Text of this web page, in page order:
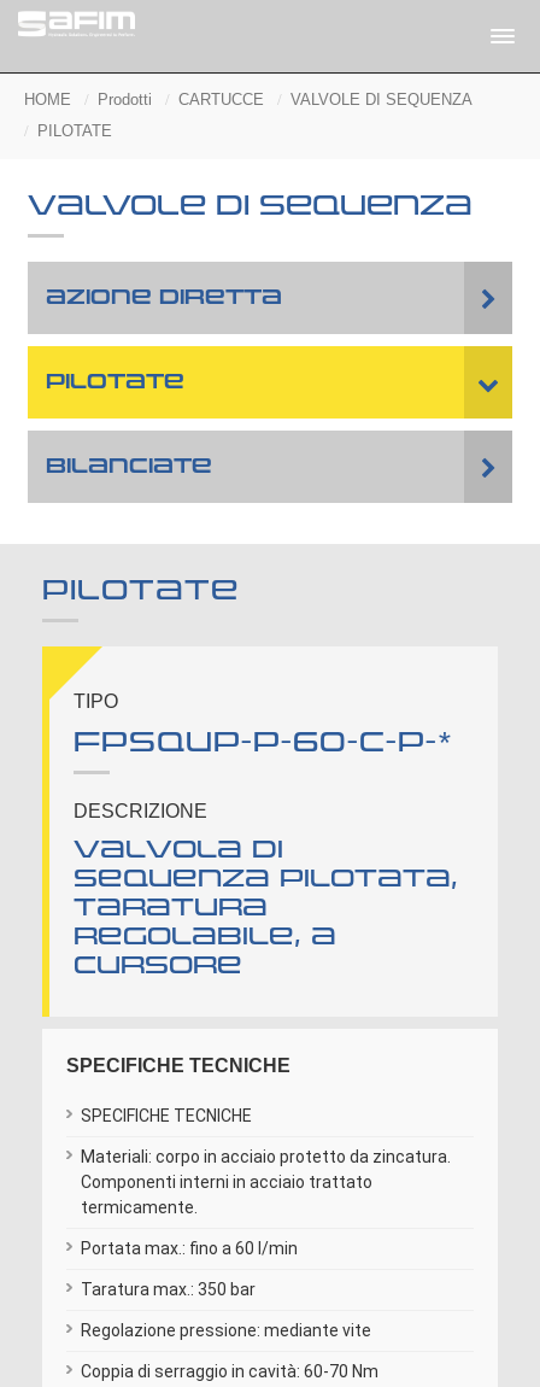
HOME Prodotti CARTUCCE
VALVOLE DI SEQUENZA
PILOTATE
VALVOLE DI SEQUENZA
AZIONE DIRETTA
PILOTATE
BILANCIATE
PILOTATE
TIPO
FPSQUP-P-60-C-P-*
DESCRIZIONE
Valvola di
sequenza pilotata,
taratura
regolabile, a
cursore
SPECIFICHE TECNICHE
SPECIFICHE TECNICHE
Materiali: corpo in acciaio protetto da zincatura.
Componenti interni in acciaio trattato
termicamente.
Portata max.: fino a 60 l/min
Taratura max.: 350 bar
Regolazione pressione: mediante vite
Coppia di serraggio in cavità: 60-70 Nm